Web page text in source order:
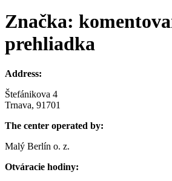
Značka:
prehliadka
Address:
Štefánikova 4
Trnava, 91701
The center operated by:
Malý Berlín o. z.
Otváracie hodiny: